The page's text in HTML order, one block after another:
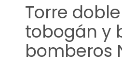
Torre
tobogán y
bomberos